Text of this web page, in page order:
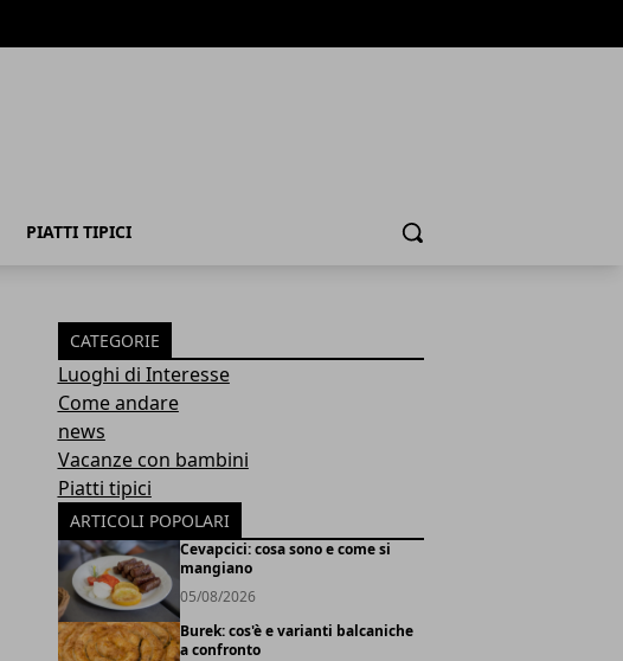
PIATTI TIPICI Cerca
CATEGORIE
Luoghi di Interesse
Come andare
news
Vacanze con bambini
Piatti tipici
ARTICOLI POPOLARI
Cevapcici: cosa sono e come si
mangiano
05/08/2026
Burek: cos'è e varianti balcaniche
a confronto